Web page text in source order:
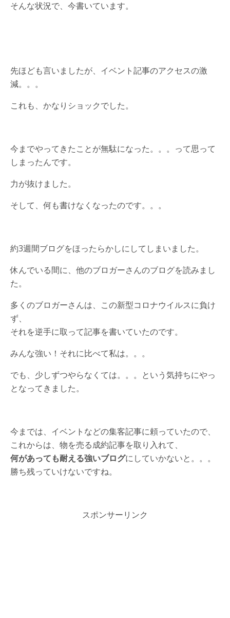
そんな状況で、今書いています。
先ほども言いましたが、イベント記事のアクセスの激
減。。。
これも、かなりショックでした。
今までやってきたことが無駄になった。。。って思って
しまったんです。
力が抜けました。
そして、何も書けなくなったのです。。。
約3週間ブログをほったらかしにしてしまいました。
休んでいる間に、他のブロガーさんのブログを読みまし
た。
多くのブロガーさんは、この新型コロナウイルスに負け
ず、
それを逆手に取って記事を書いていたのです。
みんな強い！それに比べて私は。。。
でも、少しずつやらなくては。。。という気持ちにやっ
となってきました。
今までは、イベントなどの集客記事に頼っていたので、
これからは、物を売る成約記事を取り入れて、
何があっても耐える強いブログにしていかないと。。。
勝ち残っていけないですね。
スポンサーリンク